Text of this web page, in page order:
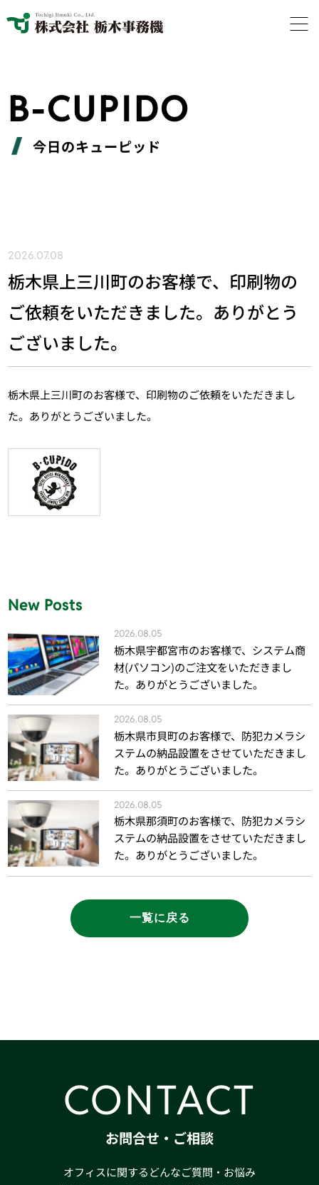
B-CUPIDO
今日のキューピッド
2026.07.08
栃木県上三川町のお客様で、印刷物の
ご依頼をいただきました。ありがとう
ございました。
栃木県上三川町のお客様で、印刷物のご依頼をいただきまし
た。ありがとうございました。
New Posts
2026.08.05
栃木県宇都宮市のお客様で、システム商
材(パソコン)のご注文をいただきまし
た。ありがとうございました。
2026.08.05
栃木県市貝町のお客様で、防犯カメラシ
ステムの納品設置をさせていただきまし
た。ありがとうございました。
2026.08.05
栃木県那須町のお客様で、防犯カメラシ
ステムの納品設置をさせていただきまし
た。ありがとうございました。
一覧に戻る
CONTACT
お問合せ・ご相談
オフィスに関するどんなご質問・お悩み